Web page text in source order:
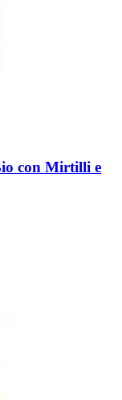
con Mirtilli e